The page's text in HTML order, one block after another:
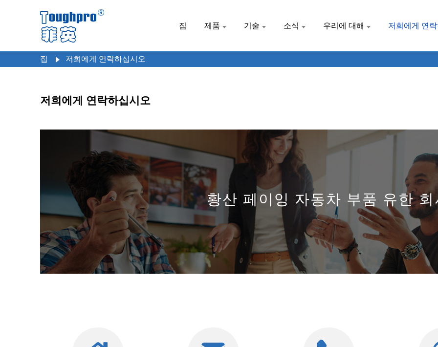
집 제품 기술 소식 우리에 대해 저희에게 연
집 저희에게 연락하십시오
저희에게 연락하십시오
황산 페이잉 자동차 부품 유한 회